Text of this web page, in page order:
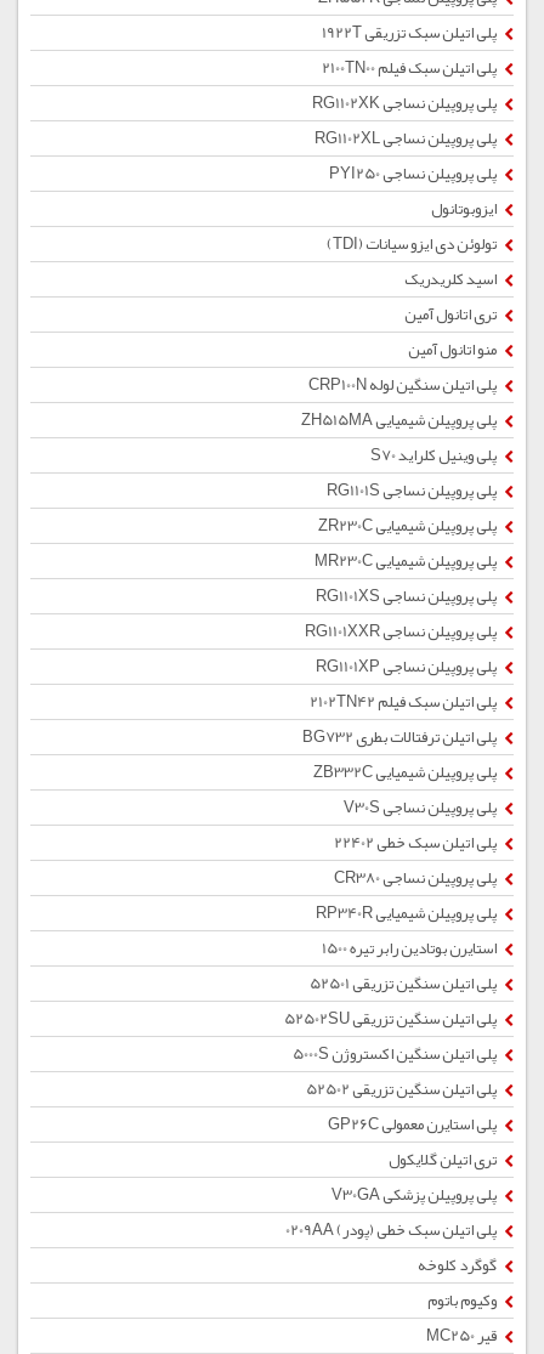
پلی اتیلن سبک تزریقی 1922T
پلی اتیلن سبک فیلم 2100TN00
پلی پروپیلن نساجی RG1102XK
پلی پروپیلن نساجی RG1102XL
پلی پروپیلن نساجی PYI250
ایزوبوتانول
تولوئن دی ایزو سیانات (TDI)
اسید کلریدریک
تری اتانول آمین
منو اتانول آمین
پلی اتیلن سنگین لوله CRP100N
پلی پروپیلن شیمیایی ZH515MA
پلی وینیل کلراید S70
پلی پروپیلن نساجی RG1101S
پلی پروپیلن شیمیایی ZR230C
پلی پروپیلن شیمیایی MR230C
پلی پروپیلن نساجی RG1101XS
پلی پروپیلن نساجی RG1101XXR
پلی پروپیلن نساجی RG1101XP
پلی اتیلن سبک فیلم 2102TN42
پلی اتیلن ترفتالات بطری BG732
پلی پروپیلن شیمیایی ZB332C
پلی پروپیلن نساجی V30S
پلی اتیلن سبک خطی 22402
پلی پروپیلن نساجی CR380
پلی پروپیلن شیمیایی RP340R
استایرن بوتادین رابر تیره 1500
پلی اتیلن سنگین تزریقی 52501
پلی اتیلن سنگین تزریقی 52502SU
پلی اتیلن سنگین اکستروژن 5000S
پلی اتیلن سنگین تزریقی 52502
پلی استایرن معمولی GP26C
تری اتیلن گلایکول
پلی پروپیلن پزشکی V30GA
پلی اتیلن سبک خطی (پودر) 0209AA
گوگرد کلوخه
وکیوم باتوم
قیر MC250